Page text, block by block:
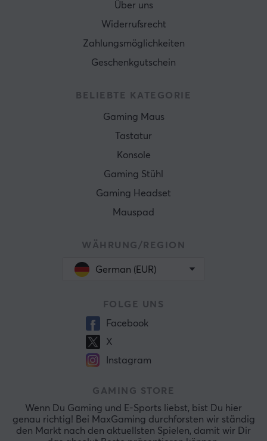
Über uns
Widerrufsrecht
Zahlungsmöglichkeiten
Geschenkgutschein
BELIEBTE KATEGORIE
Gaming Maus
Tastatur
Konsole
Gaming Stühl
Gaming Headset
Mauspad
WÄHRUNG/REGION
German (EUR)
FOLGE UNS
Facebook
X
Instagram
GAMING STORE
Wenn Du Gaming und E-Sports liebst, bist Du hier
genau richtig! Bei MaxGaming durchforsten wir ständig
den Markt nach den aktuellsten Spielen, damit wir Dir